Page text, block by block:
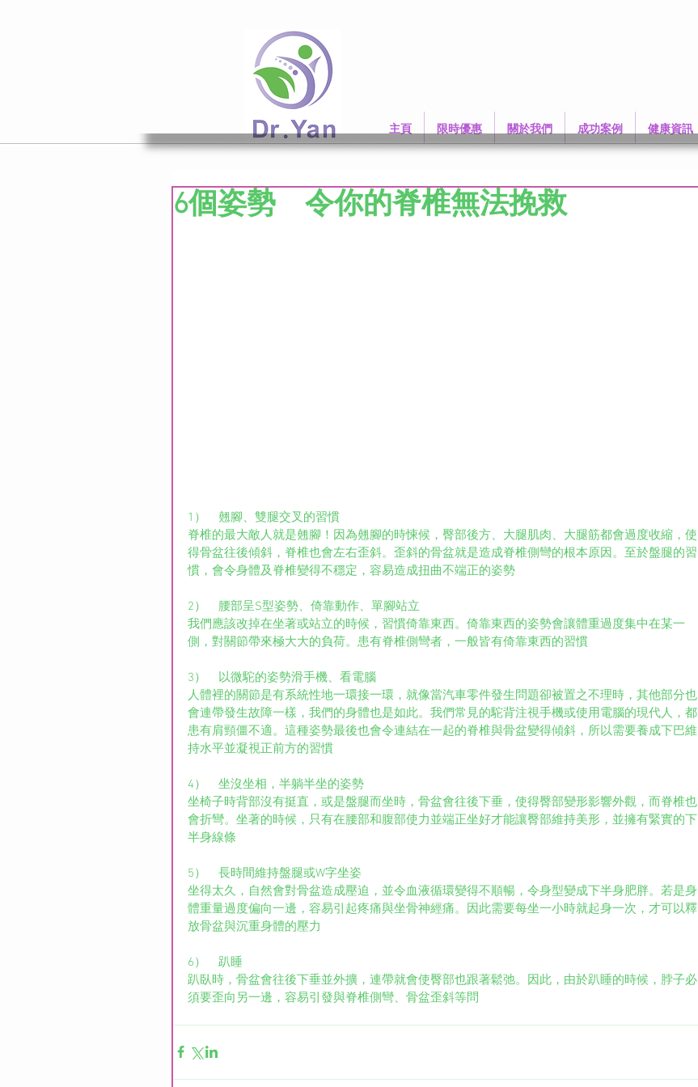
主頁 限時優惠 關於我們 成功案例 健康資訊
6個姿勢 令你的脊椎無法挽救
1）　翹腳、雙腿交叉的習慣
脊椎的最大敵人就是翹腳！因為翹腳的時悚候，臀部後方、大腿肌肉、大腿筋都會過度收縮，使
得骨盆往後傾斜，脊椎也會左右歪斜。歪斜的骨盆就是造成脊椎側彎的根本原因。至於盤腿的習
慣，會令身體及脊椎變得不穩定，容易造成扭曲不端正的姿勢
2）　腰部呈S型姿勢、倚靠動作、單腳站立
我們應該改掉在坐著或站立的時候，習慣倚靠東西。倚靠東西的姿勢會讓體重過度集中在某一
側，對關節帶來極大大的負荷。患有脊椎側彎者，一般皆有倚靠東西的習慣
3）　以微駝的姿勢滑手機、看電腦
人體裡的關節是有系統性地一環接一環，就像當汽車零件發生問題卻被置之不理時，其他部分也
會連帶發生故障一樣，我們的身體也是如此。我們常見的駝背注視手機或使用電腦的現代人，都
患有肩頸僵不適。這種姿勢最後也會令連結在一起的脊椎與骨盆變得傾斜，所以需要養成下巴維
持水平並凝視正前方的習慣
4）　坐沒坐相，半躺半坐的姿勢
坐椅子時背部沒有挺直，或是盤腿而坐時，骨盆會往後下垂，使得臀部變形影響外觀，而脊椎也
會折彎。坐著的時候，只有在腰部和腹部使力並端正坐好才能讓臀部維持美形，並擁有緊實的下
半身線條
5）　長時間維持盤腿或W字坐姿
坐得太久，自然會對骨盆造成壓迫，並令血液循環變得不順暢，令身型變成下半身肥胖。若是身
體重量過度偏向一邊，容易引起疼痛與坐骨神經痛。因此需要每坐一小時就起身一次，才可以釋
放骨盆與沉重身體的壓力
6）　趴睡
趴臥時，骨盆會往後下垂並外擴，連帶就會使臀部也跟著鬆弛。因此，由於趴睡的時候，脖子必
須要歪向另一邊，容易引發與脊椎側彎、骨盆歪斜等問